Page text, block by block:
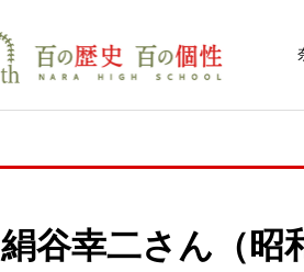
絹谷幸二さん（昭